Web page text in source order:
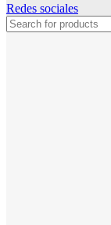
Redes sociales